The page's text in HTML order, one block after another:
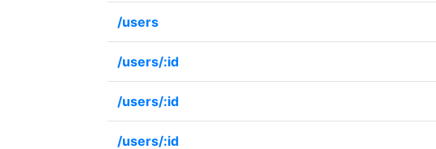
/users
/users/:id
/users/:id
/users/:id